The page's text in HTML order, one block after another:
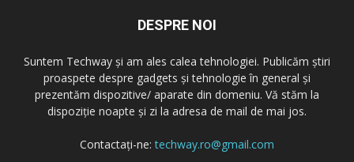
DESPRE NOI
Suntem Techway și am ales calea tehnologiei. Publicăm știri
proaspete despre gadgets și tehnologie în general și
prezentăm dispozitive/ aparate din domeniu. Vă stăm la
dispoziție noapte și zi la adresa de mail de mai jos.
Contactați-ne:techway.ro@gmail.com